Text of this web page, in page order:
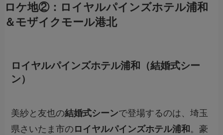
ロケ地②：ロイヤルパインズホテル浦和
＆モザイクモール港北
ロイヤルパインズホテル浦和（結婚式シー
ン）
美紗と友也の結婚式シーンで登場するのは、埼玉
県さいたま市の ロイヤルパインズホテル浦和 。豪